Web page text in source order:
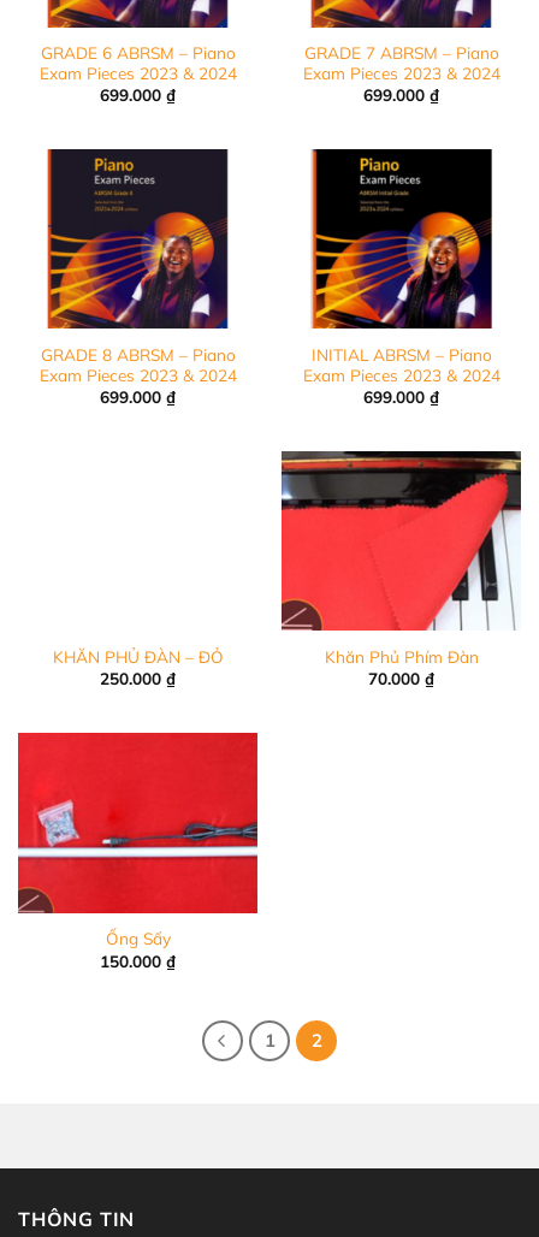
GRADE 6 ABRSM – Piano
Exam Pieces 2023 & 2024
699.000 ₫
GRADE 7 ABRSM – Piano
Exam Pieces 2023 & 2024
699.000 ₫
GRADE 8 ABRSM – Piano
Exam Pieces 2023 & 2024
699.000 ₫
INITIAL ABRSM – Piano
Exam Pieces 2023 & 2024
699.000 ₫
KHĂN PHỦ ĐÀN – ĐỎ
250.000 ₫
Khăn Phủ Phím Đàn
70.000 ₫
Ống Sấy
150.000 ₫
1 2
THÔNG TIN